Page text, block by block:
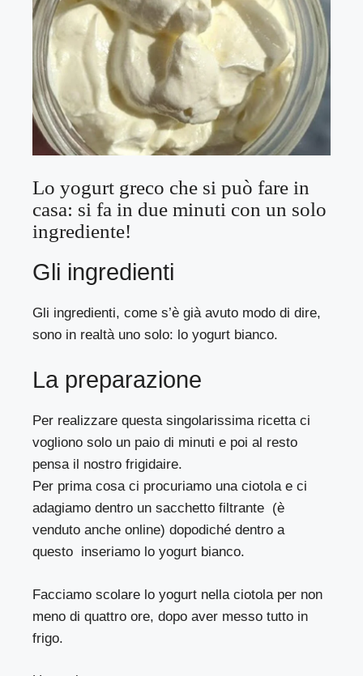
Lo yogurt greco che si può fare in
casa: si fa in due minuti con un solo
ingrediente!
Gli ingredienti
Gli ingredienti, come s’è già avuto modo di dire,
sono in realtà uno solo: lo yogurt bianco.
La preparazione
Per realizzare questa singolarissima ricetta ci
vogliono solo un paio di minuti e poi al resto
pensa il nostro frigidaire.
Per prima cosa ci procuriamo una ciotola e ci
adagiamo dentro unsacchetto filtrante (è
venduto anche online) dopodiché dentro a
questo inseriamo lo yogurt bianco.
Facciamo scolare lo yogurt nella ciotola per non
meno di quattro ore, dopo aver messo tutto in
frigo.